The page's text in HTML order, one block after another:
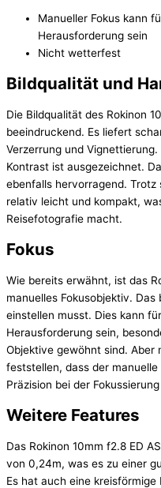
Manueller Fokus kann
Herausforderung sein
Nicht wetterfest
Bildqualität und
Die Bildqualität des Rokinon
beeindruckend. Es liefert
Verzerrung und
Kontrast ist ausgezeichnet.
ebenfalls hervorragend.
relativ leicht und kompakt,
Reisefotografie macht.
Fokus
Wie bereits erwähnt, ist das
manuelles Fokusobjektiv.
einstellen musst. Dies kann
Herausforderung sein,
Objektive gewöhnt sind. Aber
feststellen, dass der
Präzision bei der
Weitere Features
Das Rokinon 10mm f2.8 ED
von 0,24m, was es zu einer
Es hat auch eine